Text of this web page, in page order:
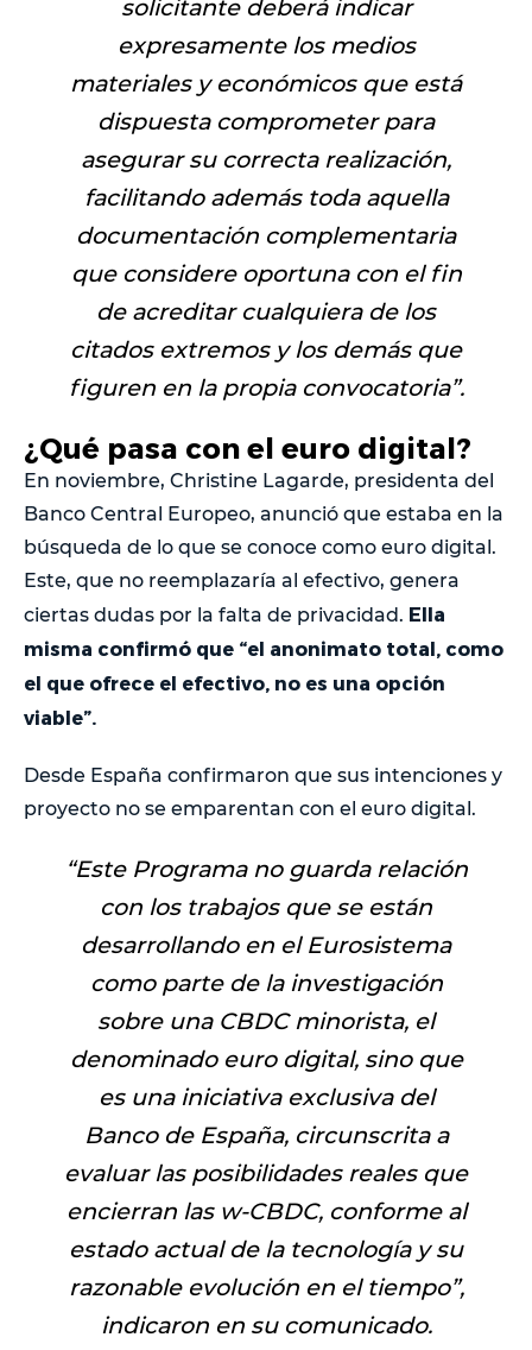
solicitante deberá indicar
expresamente los medios
materiales y económicos que está
dispuesta comprometer para
asegurar su correcta realización,
facilitando además toda aquella
documentación complementaria
que considere oportuna con el fin
de acreditar cualquiera de los
citados extremos y los demás que
figuren en la propia convocatoria”.
¿Qué pasa con el euro digital?
En noviembre, Christine Lagarde, presidenta del
Banco Central Europeo, anunció que estaba en la
búsqueda de lo que se conoce como euro digital.
Este, que no reemplazaría al efectivo, genera
ciertas dudas por la falta de privacidad. Ella
misma confirmó que “el anonimato total, como
el que ofrece el efectivo, no es una opción
viable”.
Desde España confirmaron que sus intenciones y
proyecto no se emparentan con el euro digital.
“Este Programa no guarda relación
con los trabajos que se están
desarrollando en el Eurosistema
como parte de la investigación
sobre una CBDC minorista, el
denominado euro digital, sino que
es una iniciativa exclusiva del
Banco de España, circunscrita a
evaluar las posibilidades reales que
encierran las w-CBDC, conforme al
estado actual de la tecnología y su
razonable evolución en el tiempo”,
indicaron en su comunicado.